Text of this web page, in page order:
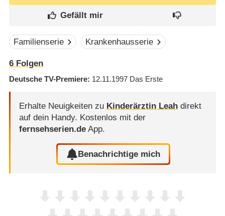
Familienserie Krankenhausserie
6Folgen
Deutsche TV-Premiere 12.11.1997 Das Erste
Erhalte Neuigkeiten zu Kinderärztin Leahdirekt
auf dein Handy. Kostenlos mit der
fernsehserien.deApp.
Benachrichtige mich